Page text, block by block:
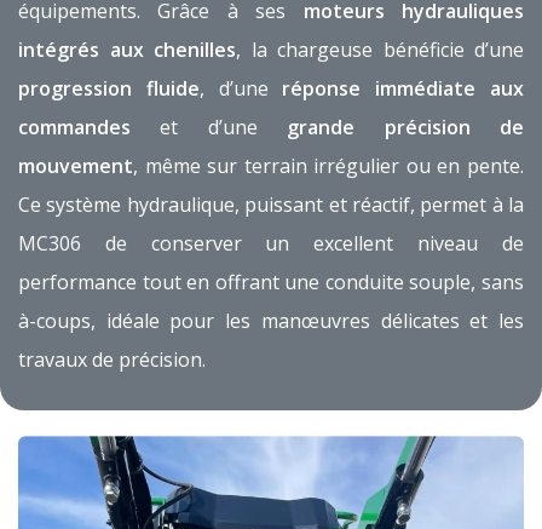
équipements. Grâce à ses moteurs hydrauliques
intégrés aux chenilles, la chargeuse bénéficie d’une
progression fluide, d’une réponse immédiate aux
commandes et d’une grande précision de
mouvement, même sur terrain irrégulier ou en pente.
Ce système hydraulique, puissant et réactif, permet à la
MC306 de conserver un excellent niveau de
performance tout en offrant une conduite souple, sans
à-coups, idéale pour les manœuvres délicates et les
travaux de précision.